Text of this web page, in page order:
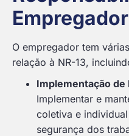
Empregador
O empregador tem
relação à NR-13,
Implementação de
Implementar e
coletiva e
segurança dos